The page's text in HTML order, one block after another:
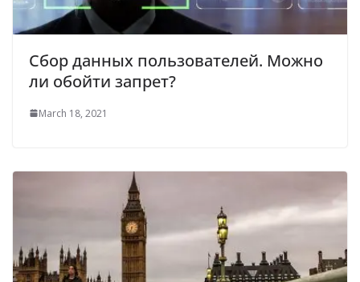
Сбор данных пользователей. Можно
ли обойти запрет?
March 18, 2021